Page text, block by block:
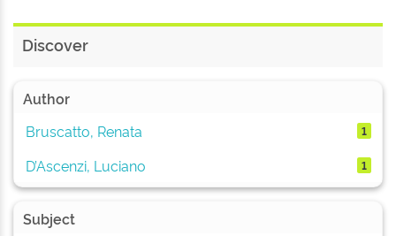
Discover
Author
Bruscatto, Renata
1
D’Ascenzi, Luciano 1
Subject